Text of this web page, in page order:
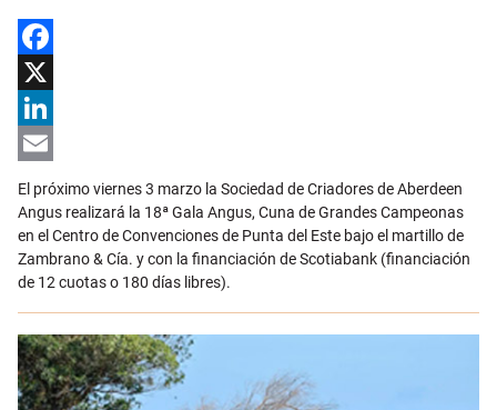
Facebook
X
LinkedIn
Email
El próximo viernes 3 marzo la Sociedad de Criadores de Aberdeen
Angus realizará la 18ª Gala Angus, Cuna de Grandes Campeonas
en el Centro de Convenciones de Punta del Este bajo el martillo de
Zambrano & Cía. y con la financiación de Scotiabank (financiación
de 12 cuotas o 180 días libres).